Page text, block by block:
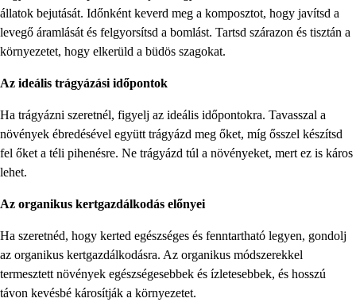
állatok bejutását. Időnként keverd meg a komposztot, hogy javítsd a
levegő áramlását és felgyorsítsd a bomlást. Tartsd szárazon és tisztán a
környezetet, hogy elkerüld a büdös szagokat.
Az ideális trágyázási időpontok
Ha trágyázni szeretnél, figyelj az ideális időpontokra. Tavasszal a
növények ébredésével együtt trágyázd meg őket, míg ősszel készítsd
fel őket a téli pihenésre. Ne trágyázd túl a növényeket, mert ez is káros
lehet.
Az organikus kertgazdálkodás előnyei
Ha szeretnéd, hogy kerted egészséges és fenntartható legyen, gondolj
az organikus kertgazdálkodásra. Az organikus módszerekkel
termesztett növények egészségesebbek és ízletesebbek, és hosszú
távon kevésbé károsítják a környezetet.